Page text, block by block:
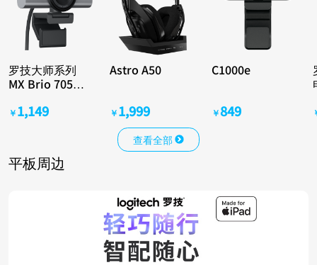
罗技大师系列
MX Brio 705
￥1,149
Astro A50
￥1,999
C1000e
￥849
查看全部
平板周边